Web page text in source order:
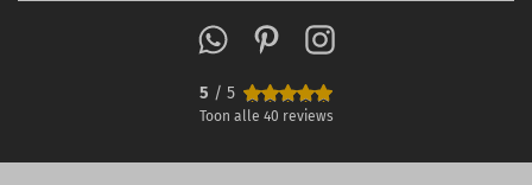
5 / 5
Toon alle 40 reviews